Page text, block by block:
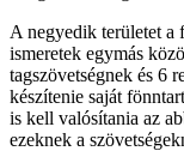
A negyedik területet a
ismeretek egymás
tagszövetségnek és 6
készítenie saját
is kell valósítania az
ezeknek a